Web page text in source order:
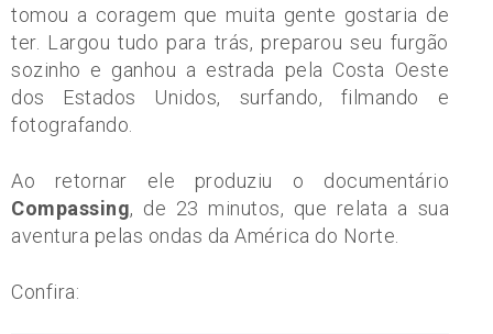
tomou a coragem que muita gente gostaria de
ter. Largou tudo para trás, preparou seu furgão
sozinho e ganhou a estrada pela Costa Oeste
dos Estados Unidos, surfando, filmando e
fotografando.
Ao retornar ele produziu o documentário
Compassing, de 23 minutos, que relata a sua
aventura pelas ondas da América do Norte.
Confira: